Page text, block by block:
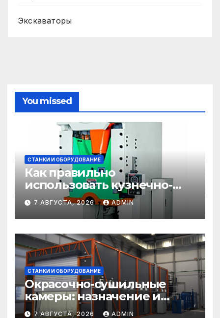
Экскаваторы
You missed
СТАНКИ И ОБОРУДОВАНИЕ
Как правильно
использовать кузнечно-
прессовое оборудование
7 АВГУСТА, 2026 ADMIN
СТАНКИ И ОБОРУДОВАНИЕ
Окрасочно-сушильные
камеры: назначение и
области применения
7 АВГУСТА, 2026 ADMIN